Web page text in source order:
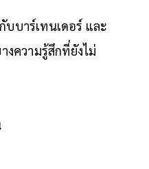
บาร์เทนเดอร์ และ
ความรู้สึกที่ยังไม่